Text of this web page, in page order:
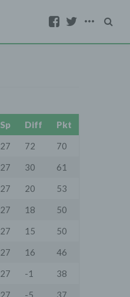
Sp Diff
Pkt
27 72
70
27 30
61
27 20
53
27 18
50
27 15
50
27 16
46
27 -1
38
27 -5
37